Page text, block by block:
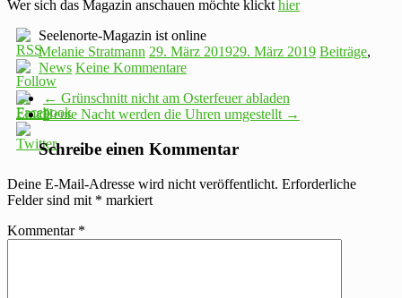
Wer sich das Magazin anschauen möchte klickt hier
Seelenorte-Magazin ist online
Melanie Stratmann 29. März 201929. März 2019 Beiträge,
News Keine Kommentare
← Grünschnitt nicht am Osterfeuer abladen
Heute Nacht werden die Uhren umgestellt →
Schreibe einen Kommentar
Deine E-Mail-Adresse wird nicht veröffentlicht. Erforderliche
Felder sind mit * markiert
Kommentar *